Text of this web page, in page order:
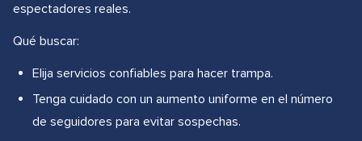
espectadores reales.
Qué buscar:
Elija servicios confiables para hacer trampa.
Tenga cuidado con un aumento uniforme en el número
de seguidores para evitar sospechas.